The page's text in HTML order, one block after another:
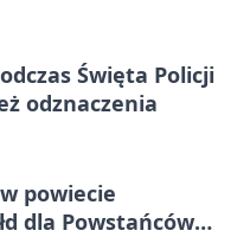
Święta Policji
odznaczenia
powiecie
dla Powstańców